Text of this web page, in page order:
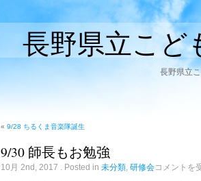
長野県立こど
長野県立
« 9/28 ちるくま音楽隊誕生
9/30 師長もお勉強
10月 2nd, 2017 . Posted in 未分類 研修会9/30
コメントを